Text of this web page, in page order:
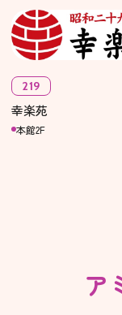
219
幸楽苑
本館2F
ア